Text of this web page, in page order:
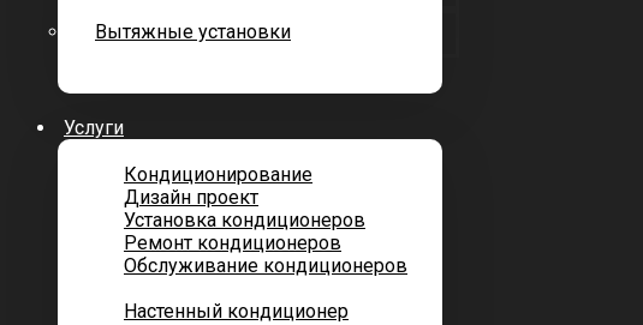
Вытяжные установки
Услуги
Кондиционирование
Дизайн проект
Установка кондиционеров
Ремонт кондиционеров
Обслуживание кондиционеров
Настенный кондиционер